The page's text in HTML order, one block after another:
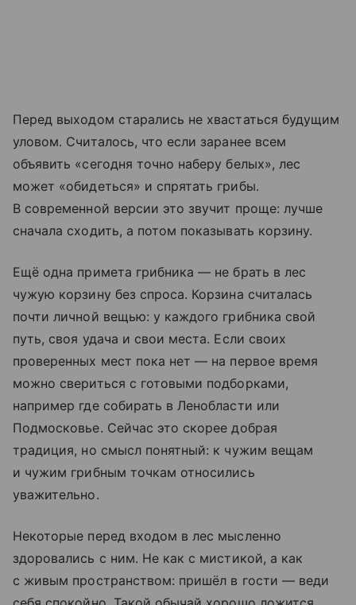
Перед выходом старались не хвастаться будущим
уловом. Считалось, что если заранее всем
объявить «сегодня точно наберу белых», лес
может «обидеться» и спрятать грибы.
В современной версии это звучит проще: лучше
сначала сходить, а потом показывать корзину.
Ещё одна примета грибника — не брать в лес
чужую корзину без спроса. Корзина считалась
почти личной вещью: у каждого грибника свой
путь, своя удача и свои места. Если своих
проверенных мест пока нет — на первое время
можно свериться с готовыми подборками,
например где собирать в Ленобласти или
Подмосковье. Сейчас это скорее добрая
традиция, но смысл понятный: к чужим вещам
и чужим грибным точкам относились
уважительно.
Некоторые перед входом в лес мысленно
здоровались с ним. Не как с мистикой, а как
с живым пространством: пришёл в гости — веди